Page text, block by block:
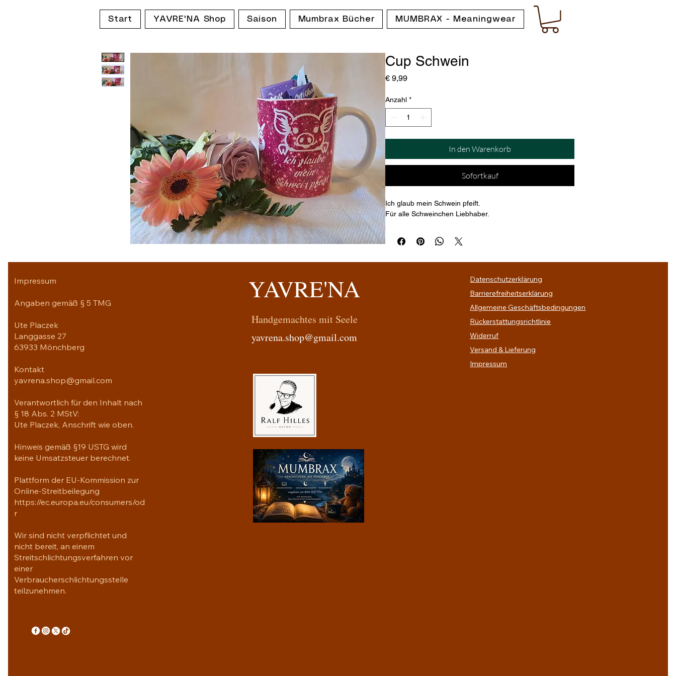
Start YAVRE'NA Shop Saison Mumbrax Bücher MUMBRAX - Meaningwear
Cup Schwein
€ 9,99Preis
Anzahl *
In den Warenkorb
Sofortkauf
Ich glaub mein Schwein pfeift.
Für alle Schweinchen Liebhaber.
Impressum
Angaben gemäß § 5 TMG
Ute Placzek
Langgasse 27
63933 Mönchberg
Kontakt
yavrena.shop@gmail.com
Verantwortlich für den Inhalt nach
§ 18 Abs. 2 MStV:
Ute Placzek, Anschrift wie oben.
Hinweis gemäß §19 USTG wird
keine Umsatzsteuer berechnet.
Plattform der EU-Kommission zur
Online-Streitbeilegung
https://ec.europa.eu/consumers/od
r
Wir sind nicht verpflichtet und
nicht bereit, an einem
Streitschlichtungsverfahren vor
einer
Verbraucherschlichtungsstelle
teilzunehmen.
YAVRE'NA
Handgemachtes mit Seele
yavrena.shop@gmail.com
Datenschutzerklärung
Barrierefreiheitserklärung
Allgemeine Geschäftsbedingungen
Rückerstattungsrichtlinie
Widerruf
Versand & Lieferung
Impressum